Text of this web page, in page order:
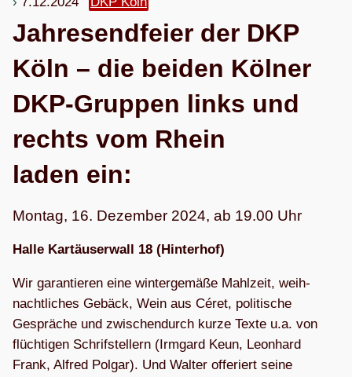
Jah­res­end­feier der DKP
Köln – die bei­den Köl­ner
DKP-Grup­pen links und
rechts vom Rhein
laden ein:
Mon­tag, 16. Dezem­ber 2024, ab 19.00 Uhr
Halle Kar­täu­ser­wall 18 (Hin­ter­hof)
Wir garan­tie­ren eine win­ter­ge­mäße Mahl­zeit, weih­
nacht­li­ches Gebäck, Wein aus Céret, poli­ti­sche
Gesprä­che und zwi­schen­durch kurze Texte u.a. von
flüch­ti­gen Schrif­stel­lern (Irm­gard Keun, Leon­hard
Frank, Alfred Pol­gar). Und Wal­ter offe­riert seine